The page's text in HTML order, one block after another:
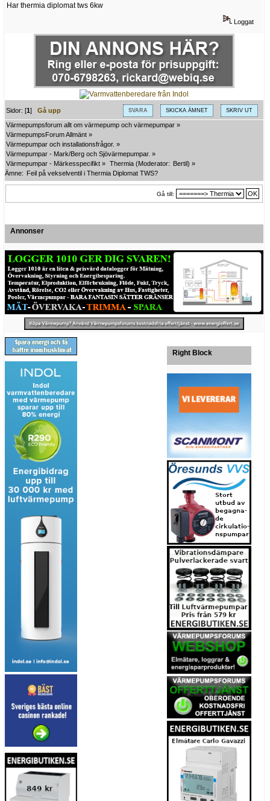
Har thermia diplomat tws 6kw
Loggat
SVARA SKICKA ÄMNET SKRIV UT
Sidor: [1]Gå upp
Värmepumpsforum allt om värmepump och värmepumpar »
VärmepumpsForum Allmänt »
Värmepumpar och installationsfrågor. »
Värmepumpar - Mark/Berg och Sjövärmepumpar. »
Värmepumpar - Märkesspecifikt » Thermia (Moderator: Bertil) »
Ämne: Feil på vekselventil i Thermia Diplomat TWS?
Gå till:
Annonser
Right Block